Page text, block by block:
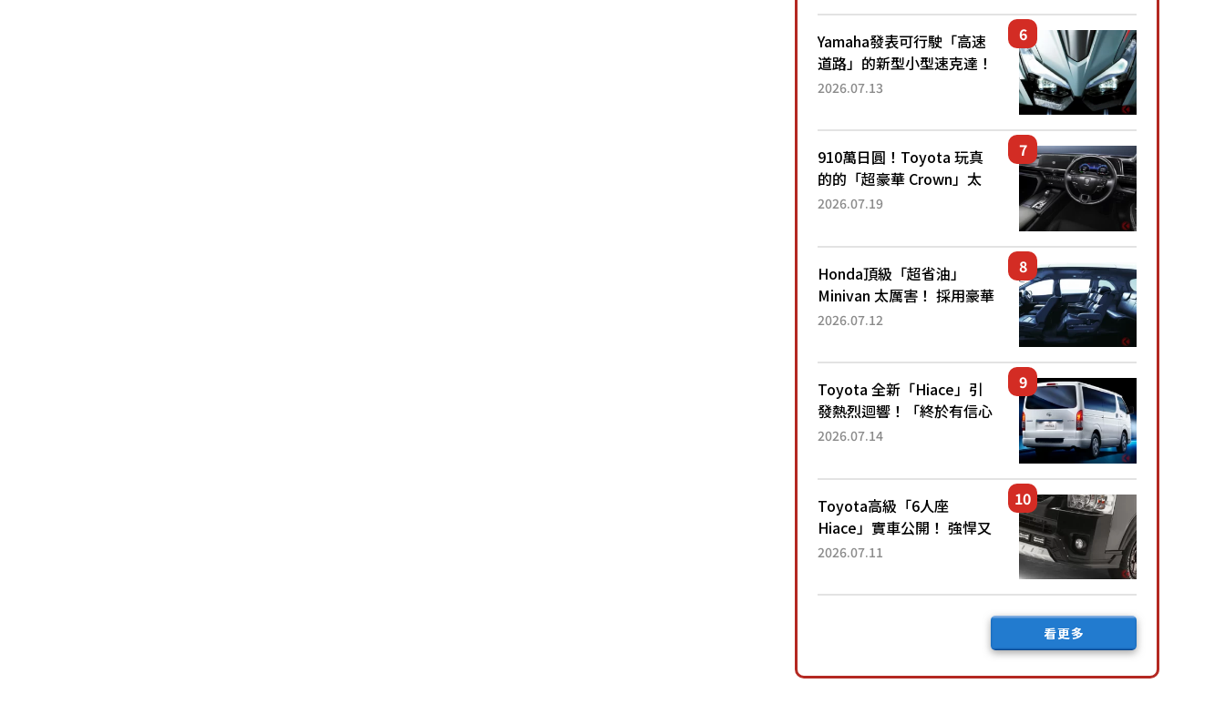
眼！ 配備豐富、超越售價
水準，堪稱高CP值代表的
「...
Yamaha發表可行駛「高速
道路」的新型小型速克達！
搭載能享受超強勁「渦輪
高階「Super Sport」車款
相同的...
2026.07.13
910萬日圓！Toyota 玩真
的的「超豪華 Crown」太
厲害了！採用由「匠人技
運動化「底盤設定」！還配
備專屬豪華...
2026.07.19
Honda頂級「超省油」
Minivan 太厲害！ 採用豪華
「真皮座椅」與專屬「黑色
公里，兼具優異節能表現與
舒適「三...
2026.07.12
Toyota 全新「Hiace」引
發熱烈迴響！「終於有信心
下訂了！」「哪個等級交車
後竟然還要等「超過半年」
才能交車？...
2026.07.14
Toyota高級「6人座
Hiace」實車公開！ 強悍又
充滿魄力的「全黑設計」搭
Premium打造的「限定
2026.07.11
看更多